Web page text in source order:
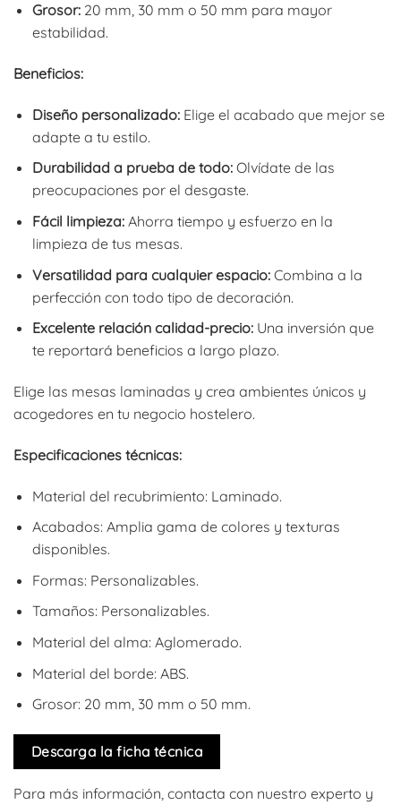
Grosor:20 mm, 30 mm o 50 mm para mayor
estabilidad.
Beneficios:
Diseño personalizado:Elige el acabado que mejor se
adapte a tu estilo.
Durabilidad a prueba de todo:Olvídate de las
preocupaciones por el desgaste.
Fácil limpieza:Ahorra tiempo y esfuerzo en la
limpieza de tus mesas.
Versatilidad para cualquier espacio:Combina a la
perfección con todo tipo de decoración.
Excelente relación calidad-precio:Una inversión que
te reportará beneficios a largo plazo.
Elige las mesas laminadas y crea ambientes únicos y
acogedores en tu negocio hostelero.
Especificaciones técnicas:
Material del recubrimiento: Laminado.
Acabados: Amplia gama de colores y texturas
disponibles.
Formas: Personalizables.
Tamaños: Personalizables.
Material del alma: Aglomerado.
Material del borde: ABS.
Grosor: 20 mm, 30 mm o 50 mm.
Descarga la ficha técnica
Para más información, contacta con nuestro experto y